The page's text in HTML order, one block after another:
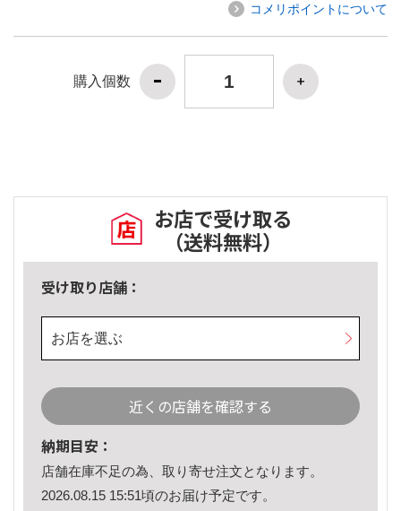
コメリポイントについて
購入個数
お店で受け取る
（送料無料）
受け取り店舗：
お店を選ぶ
近くの店舗を確認する
納期目安：
店舗在庫不足の為、取り寄せ注文となります。
2026.08.15 15:51頃のお届け予定です。